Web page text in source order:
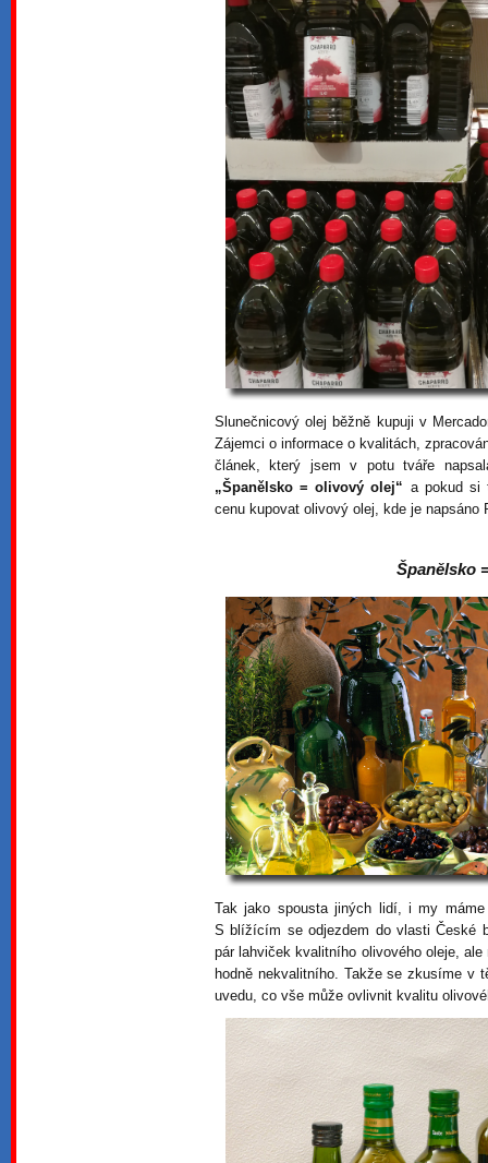
Slunečnicový olej běžně kupuji v
Zájemci o informace o kvalitách,
článek, který jsem v potu tváře
„Španělsko = olivový olej“ a pokud si
cenu kupovat olivový olej, kde je
Španělsko
Tak jako spousta jiných lidí, i my
S blížícím se odjezdem do vlasti České
pár lahviček kvalitního olivového oleje,
hodně nekvalitního. Takže se zkusíme v
uvedu, co vše může ovlivnit kvalitu